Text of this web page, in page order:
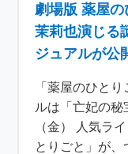
劇場版 薬屋
茉莉也演じる
ジュアルが公
「薬屋のひと
ルは「亡妃の秘
（金） 人気ラ
とりごと」が、